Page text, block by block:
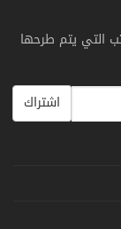
التي يتم طرحها
اشتراك